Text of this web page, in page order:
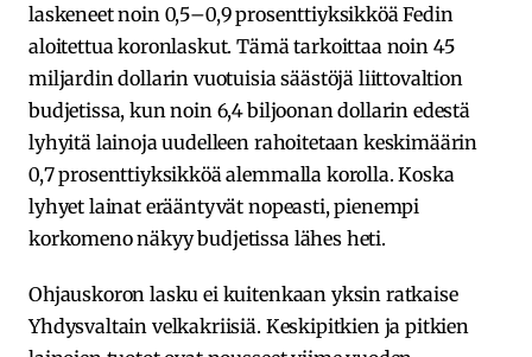
laskeneet noin 0,5–0,9 prosenttiyksikköä Fedin
aloitettua koronlaskut. Tämä tarkoittaa noin 45
miljardin dollarin vuotuisia säästöjä liittovaltion
budjetissa, kun noin 6,4 biljoonan dollarin edestä
lyhyitä lainoja uudelleen rahoitetaan keskimäärin
0,7 prosenttiyksikköä alemmalla korolla. Koska
lyhyet lainat erääntyvät nopeasti, pienempi
korkomeno näkyy budjetissa lähes heti.
Ohjauskoron lasku ei kuitenkaan yksin ratkaise
Yhdysvaltain velkakriisiä. Keskipitkien ja pitkien